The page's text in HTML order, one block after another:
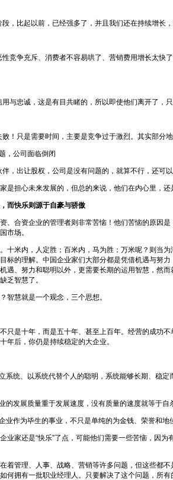
比起以前，已经强多了，并且我们还在持续增长，
竞争充斥、消费者不容易哄了、营销费用增长太快
忠诚，这是有目共睹的，所以即使他们离开了，只
只是需要时间，主要是竞争过于激烈。其实部分地
公司面临倒闭
出让股权，公司是没有问题的，就算不行，还可以
担心未来发展的，但总的来说，他们在内心里，还
而快乐则源于自豪与骄傲
合资企业的管理者则非常苦恼！他们苦恼的原因是
市场。
米内，人定胜；百米内，马为胜；万米呢？则当为
标的理解。中国企业家们大部分都是凭借机遇与努
遇、努力和聪明以外，更需要长期的运用智慧，然
乏智慧了。
慧就是一个观念，三个思想。
是十年，而是五十年、甚至上百年。经营的成功不
年后，你仍是持续稳定的大企业。
统、以系统代替个人的聪明，系统能够长期、稳定
发展质量重于发展速度，没有质量的速度就等于自
作为毕生的事业，不只是单纯的为金钱、荣誉和地
家还是“快乐”了点，可能他们需要一些苦恼，因为
管理、人事、战略、营销等许多问题，但这些都不
何拥有一批职业经理人。只要解决了这个问题，所有